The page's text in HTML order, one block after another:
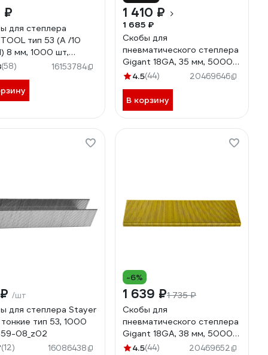
₽
для степлера
тип 53 (A /10
8 мм, 1000 шт,
23GA, 31670-08
(58) 16153784
1 410 ₽
1 685 ₽
Скобы для
пневматического степлера
Gigant 18GA, 35 мм, 5000
шт. GSPS-2
4.5(44) 20469646
В корзину
/шт
для степлера Stayer
тип 53, 1000
08_z02
(12) 16086438
-6%
1 639 ₽1 735 ₽
Скобы для
пневматического степлера
Gigant 18GA, 38 мм, 5000
шт. GSPS-3
4.5(44) 20469652